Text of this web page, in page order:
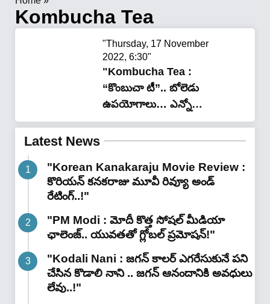
Kombucha Tea
"Thursday, 17 November
2022, 6:30"
"Kombucha Tea :
“కొంబుచా టీ”.. బోలెడు
ఉపయోగాలు… ఎన్నో
సమస్యలకు చెక్…!"
Latest News
"Korean Kanakaraju Movie Review :
కొరియన్ కనకరాజు మూవీ రివ్యూ అండ్
రేటింగ్‌..!"
"PM Modi : మోదీ కొత్త సోషల్ మీడియా
ఛాలెంజ్.. యువతతో గ్లోబల్ ప్రమోషన్!"
"Kodali Nani : జగన్ కాలర్ ఎగరేసుకునే పని
చేసిన కొడాలి నాని .. జగన్ ఆనందానికి అవధులు
లేవు..!"